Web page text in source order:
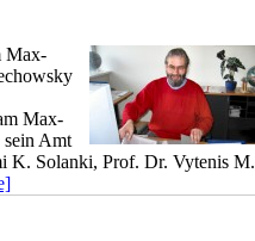
Max-
Max-
Amt
K. Solanki, Prof. Dr. Vytenis M.